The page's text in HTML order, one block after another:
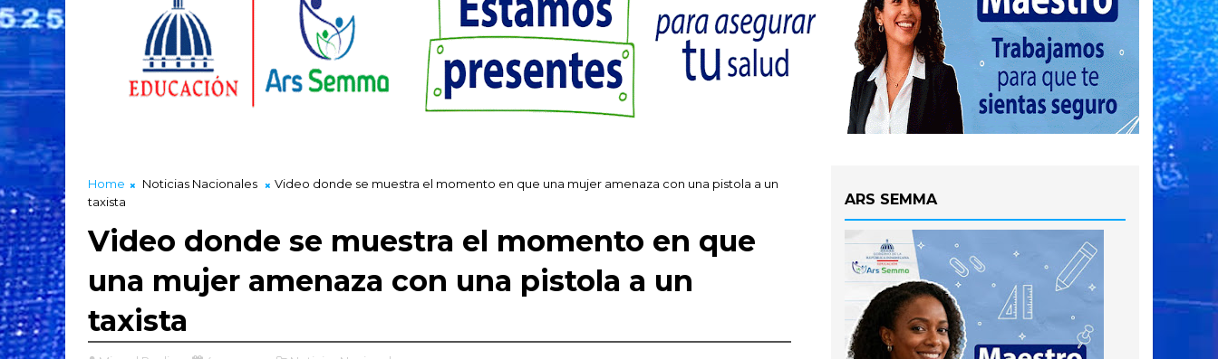
Home Noticias Nacionales
Video donde se muestra el momento en que una mujer amenaza con una pistola a un
taxista
Video donde se muestra el momento en que
una mujer amenaza con una pistola a un
taxista
ARS SEMMA